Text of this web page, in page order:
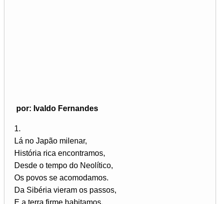
por: Ivaldo Fernandes
1.
Lá no Japão milenar,
História rica encontramos,
Desde o tempo do Neolítico,
Os povos se acomodamos.
Da Sibéria vieram os passos,